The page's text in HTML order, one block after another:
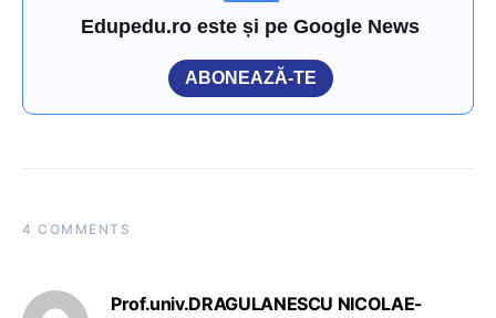
Edupedu.ro este și pe Google News
ABONEAZĂ-TE
4 COMMENTS
Prof.univ.DRAGULANESCU NICOLAE-